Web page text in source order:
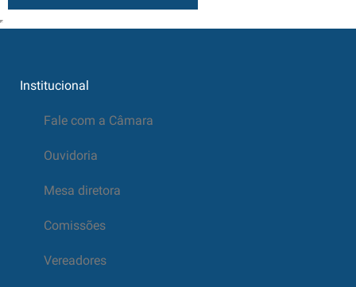
Institucional
Fale com a Câmara
Ouvidoria
Mesa diretora
Comissões
Vereadores